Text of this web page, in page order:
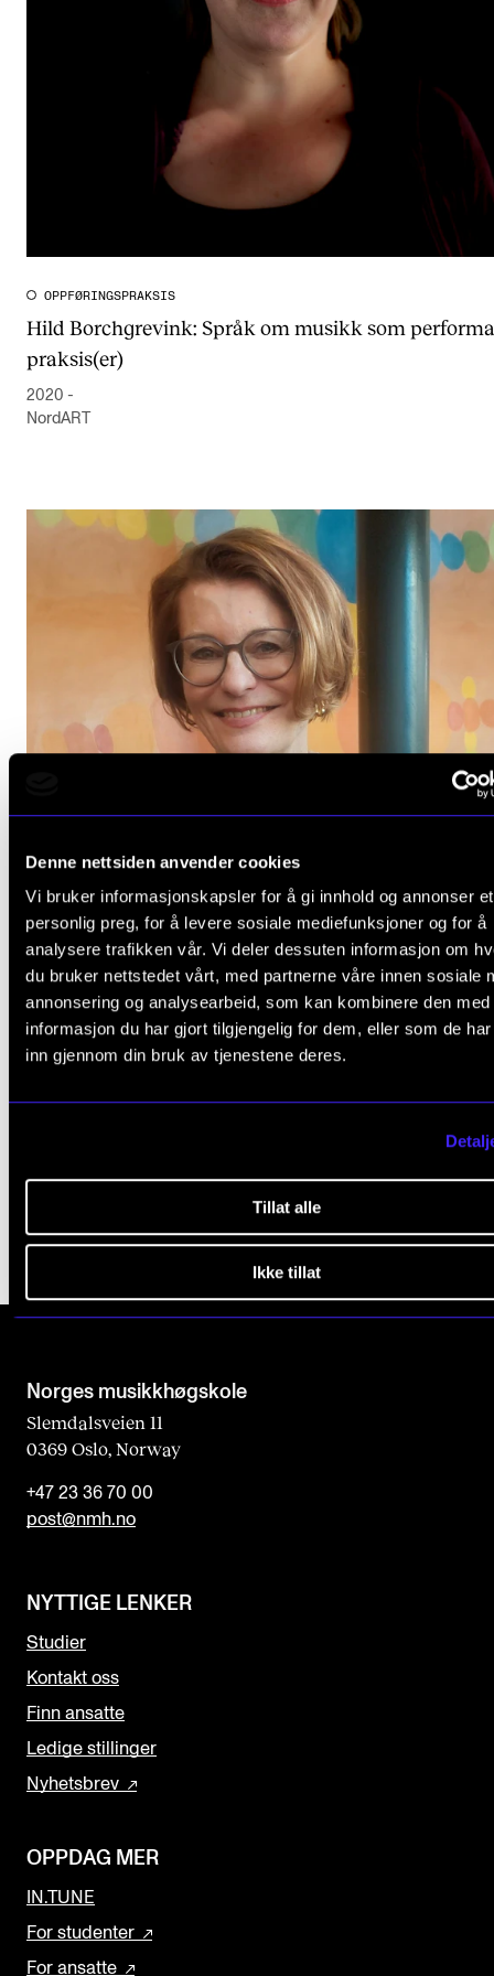
Denne nettsiden anvender cookies
Vi bruker informasjonskapsler for å gi innhold og annonser et
personlig preg, for å levere sosiale mediefunksjoner og for å
analysere trafikken vår. Vi deler dessuten informasjon om
du bruker nettstedet vårt, med partnerne våre innen sosiale
annonsering og analysearbeid, som kan kombinere den med
informasjon du har gjort tilgjengelig for dem, eller som de
inn gjennom din bruk av tjenestene deres.
Tillat alle
Ikke tillat
INTERNASJONALT
Internasjonal strategi
Samarbeidsprosjekter
Nettverk
IN.TUNE
Arrangementer og konserter
Nyheter og historier
Ledige stillinger
Om Norges musikkhøgskole
OPPFØRINGSPRAKSIS
Hild Borchgrevink: Språk om musikk som
praksis(er)
2020 -
NordART
OPPFØRINGSPRAKSIS
Marianne Berglöf: Musikkdramaet som 'Ereignis'
Norges musikk­høgskole
Slemdalsveien 11
0369 Oslo, Norway
+47 23 36 70 00
post@nmh.no
NYTTIGE LENKER
Studier
Kontakt oss
Finn ansatte
Ledige stillinger
Nyhetsbrev
OPPDAG MER
IN.TUNE
For studenter
For ansatte